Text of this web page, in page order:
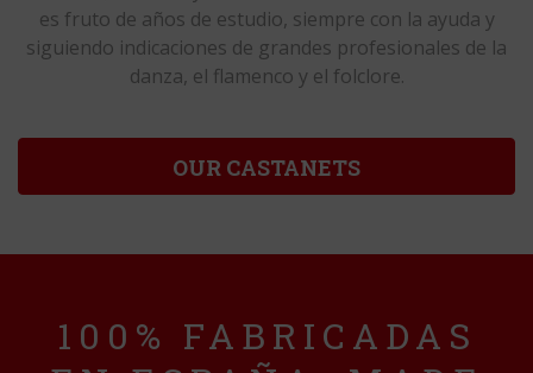
es fruto de años de estudio, siempre con la ayuda y
siguiendo indicaciones de grandes profesionales de la
danza, el flamenco y el folclore.
OUR CASTANETS
100% FABRICADAS